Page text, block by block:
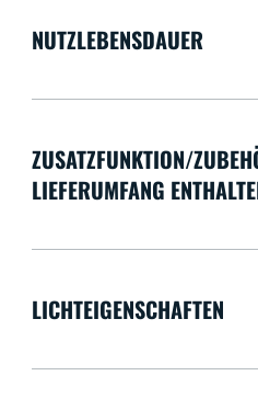
NUTZLEBENSDAUER
ZUSATZFUNKTION/
LIEFERUMFANG
LICHTEIGENSCHAFTEN